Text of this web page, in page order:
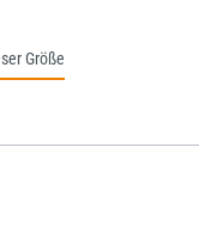
Größe